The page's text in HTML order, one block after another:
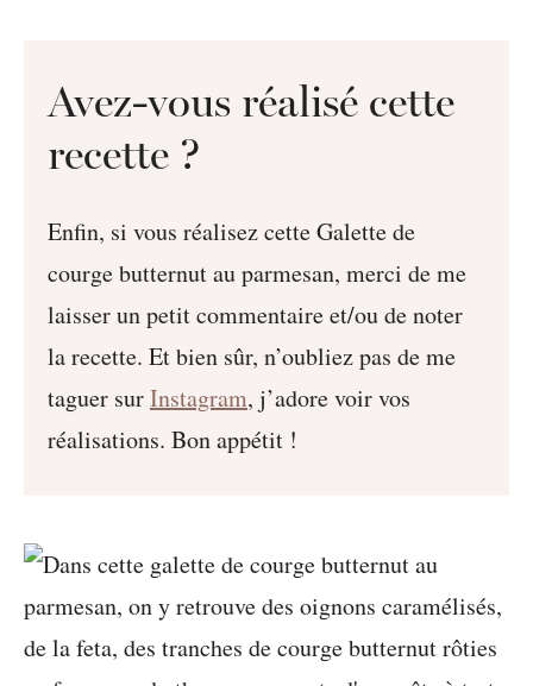
Avez-vous réalisé cette
recette ?
Enfin, si vous réalisez cette Galette de
courge butternut au parmesan, merci de me
laisser un petit commentaire et/ou de noter
la recette. Et bien sûr, n’oubliez pas de me
taguer surInstagram, j’adore voir vos
réalisations. Bon appétit !